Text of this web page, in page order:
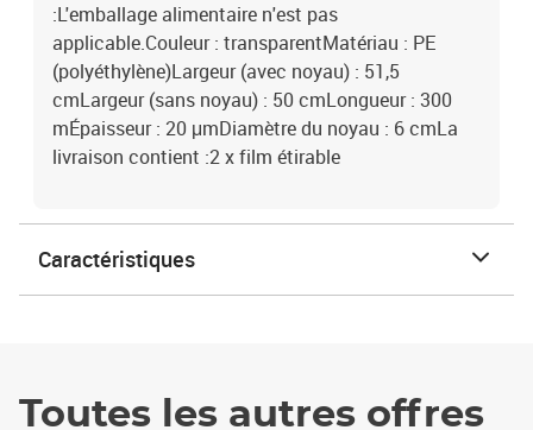
:L'emballage alimentaire n'est pas
applicable.Couleur : transparentMatériau : PE
(polyéthylène)Largeur (avec noyau) : 51,5
cmLargeur (sans noyau) : 50 cmLongueur : 300
mÉpaisseur : 20 μmDiamètre du noyau : 6 cmLa
livraison contient :2 x film étirable
Caractéristiques
Toutes les autres offres